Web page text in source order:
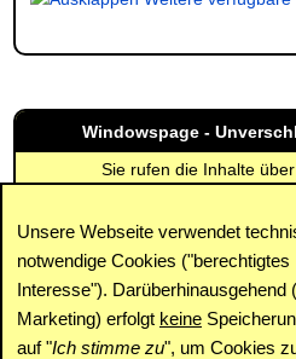
Unsere Webseite verwendet
notwendige Cookies ("berechtigtes
Interesse"). Darüberhinausgehend
Marketing) erfolgt keine
auf "Ich stimme zu", um Cookies
Windowspage -
Sie rufen die Inhalte
verschlüsselte
https://
Impressum | Kontakt |
Abuse
|